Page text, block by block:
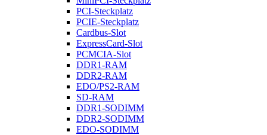
PCI-Steckplatz
PCIE-Steckplatz
Cardbus-Slot
ExpressCard-Slot
PCMCIA-Slot
DDR1-RAM
DDR2-RAM
EDO/PS2-RAM
SD-RAM
DDR1-SODIMM
DDR2-SODIMM
EDO-SODIMM